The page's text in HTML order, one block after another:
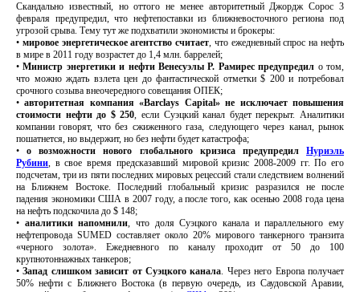
Скандально известный, но оттого не менее авторитетный Джордж Сорос 3
февраля предупредил, что нефтепоставки из ближневосточного региона под
угрозой срыва. Тему тут же подхватили экономисты и брокеры:
• мировое энергетическое агентство считает, что ежедневный спрос на нефть
в мире в 2011 году возрастет до 1,4 млн. баррелей;
•Министр энергетики и нефти Венесуэлы Р. Рамирес предупредил о том,
что можно ждать взлета цен до фантастической отметки $ 200 и потребовал
срочного созыва внеочередного совещания ОПЕК;
•авторитетная компания «Barclays Capital» не исключает повышения
стоимости нефти до $ 250, если Суэцкий канал будет перекрыт. Аналитики
компании говорят, что без сжиженного газа, следующего через канал, рынок
пошатнется, но выдержит, но без нефти будет катастрофа;
•о возможности нового глобального кризиса предупредилНуриэль
Рубини, в свое время предсказавший мировой кризис 2008-2009 гг. По его
подсчетам, три из пяти последних мировых рецессий стали следствием волнений
на Ближнем Востоке. Последний глобальный кризис разразился не после
падения экономики США в 2007 году, а после того, как осенью 2008 года цена
на нефть подскочила до $ 148;
• аналитики напомнили, что доля Суэцкого канала и параллельного ему
нефтепровода SUMED составляет около 20% мирового танкерного транзита
«черного золота». Ежедневного по каналу проходит от 50 до 100
крупнотоннажных танкеров;
•Запад слишком зависит от Суэцкого канала. Через него Европа получает
50% нефти с Ближнего Востока (в первую очередь, из Саудовской Аравии,